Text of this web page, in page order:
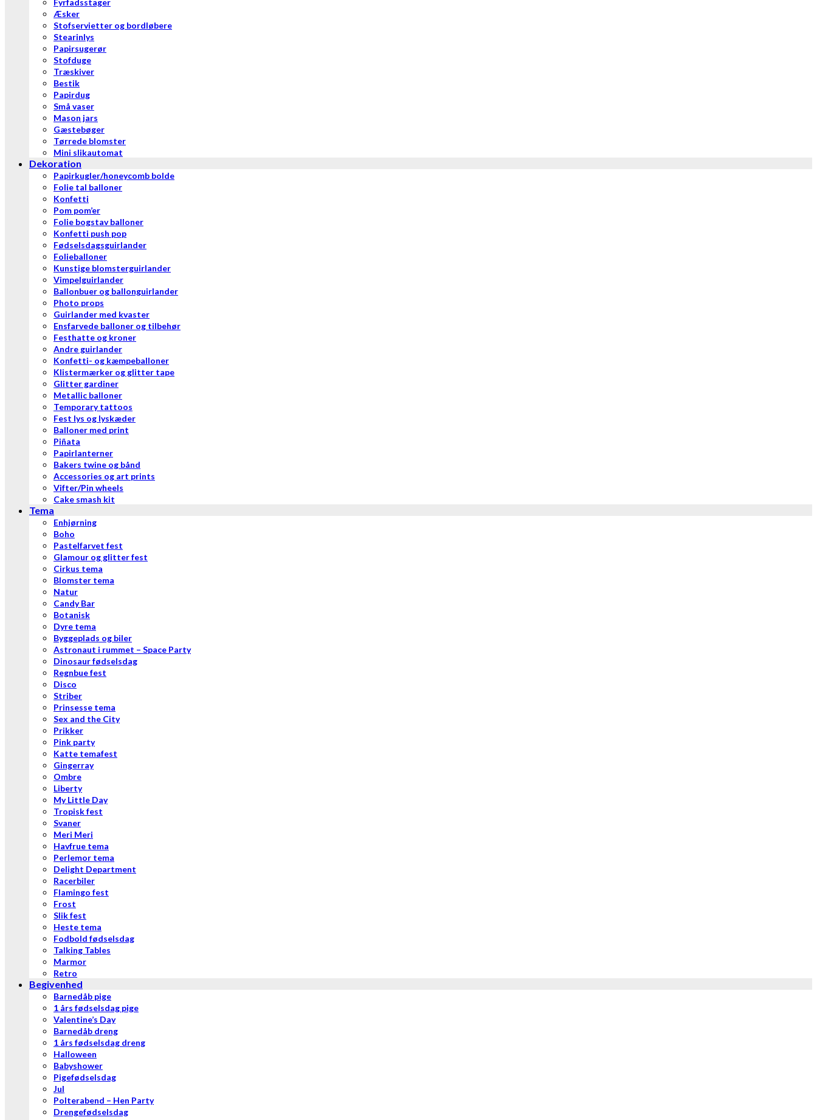
Fyrfadsstager
Æsker
Stofservietter og bordløbere
Stearinlys
Papirsugerør
Stofduge
Træskiver
Bestik
Papirdug
Små vaser
Mason jars
Gæstebøger
Tørrede blomster
Mini slikautomat
Dekoration
Papirkugler/honeycomb bolde
Folie tal balloner
Konfetti
Pom pom’er
Folie bogstav balloner
Konfetti push pop
Fødselsdagsguirlander
Folieballoner
Kunstige blomsterguirlander
Vimpelguirlander
Ballonbuer og ballonguirlander
Photo props
Guirlander med kvaster
Ensfarvede balloner og tilbehør
Festhatte og kroner
Andre guirlander
Konfetti- og kæmpeballoner
Klistermærker og glitter tape
Glitter gardiner
Metallic balloner
Temporary tattoos
Fest lys og lyskæder
Balloner med print
Piñata
Papirlanterner
Bakers twine og bånd
Accessories og art prints
Vifter/Pin wheels
Cake smash kit
Tema
Enhjørning
Boho
Pastelfarvet fest
Glamour og glitter fest
Cirkus tema
Blomster tema
Natur
Candy Bar
Botanisk
Dyre tema
Byggeplads og biler
Astronaut i rummet – Space Party
Dinosaur fødselsdag
Regnbue fest
Disco
Striber
Prinsesse tema
Sex and the City
Prikker
Pink party
Katte temafest
Gingerray
Ombre
Liberty
My Little Day
Tropisk fest
Svaner
Meri Meri
Havfrue tema
Perlemor tema
Delight Department
Racerbiler
Flamingo fest
Frost
Slik fest
Heste tema
Fodbold fødselsdag
Talking Tables
Marmor
Retro
Begivenhed
Barnedåb pige
1 års fødselsdag pige
Valentine’s Day
Barnedåb dreng
1 års fødselsdag dreng
Halloween
Babyshower
Pigefødselsdag
Jul
Polterabend – Hen Party
Drengefødselsdag